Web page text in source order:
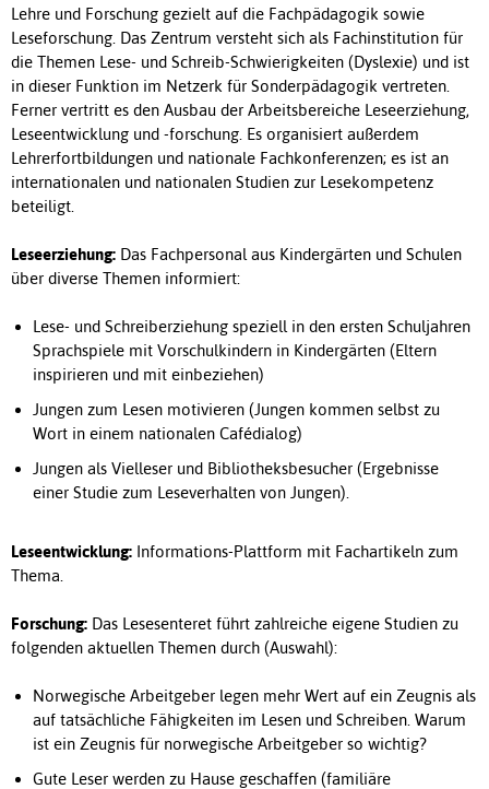
Lehre und Forschung gezielt auf die Fachpädagogik sowie
Leseforschung. Das Zentrum versteht sich als Fachinstitution für
die Themen Lese- und Schreib-Schwierigkeiten (Dyslexie) und ist
in dieser Funktion im Netzerk für Sonderpädagogik vertreten.
Ferner vertritt es den Ausbau der Arbeitsbereiche Leseerziehung,
Leseentwicklung und -forschung. Es organisiert außerdem
Lehrerfortbildungen und nationale Fachkonferenzen; es ist an
internationalen und nationalen Studien zur Lesekompetenz
beteiligt.
Leseerziehung: Das Fachpersonal aus Kindergärten und Schulen
über diverse Themen informiert:
Lese- und Schreiberziehung speziell in den ersten Schuljahren
Sprachspiele mit Vorschulkindern in Kindergärten (Eltern
inspirieren und mit einbeziehen)
Jungen zum Lesen motivieren (Jungen kommen selbst zu
Wort in einem nationalen Cafédialog)
Jungen als Vielleser und Bibliotheksbesucher (Ergebnisse
einer Studie zum Leseverhalten von Jungen).
Leseentwicklung: Informations-Plattform mit Fachartikeln zum
Thema.
Forschung: Das Lesesenteret führt zahlreiche eigene Studien zu
folgenden aktuellen Themen durch (Auswahl):
Norwegische Arbeitgeber legen mehr Wert auf ein Zeugnis als
auf tatsächliche Fähigkeiten im Lesen und Schreiben. Warum
ist ein Zeugnis für norwegische Arbeitgeber so wichtig?
Gute Leser werden zu Hause geschaffen (familiäre